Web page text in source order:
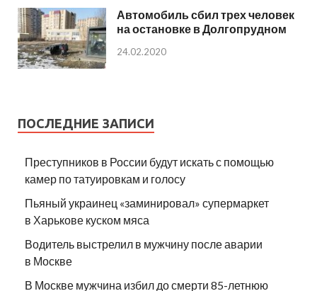
Автомобиль сбил трех человек
на остановке в Долгопрудном
24.02.2020
ПОСЛЕДНИЕ ЗАПИСИ
Преступников в России будут искать с помощью
камер по татуировкам и голосу
Пьяный украинец «заминировал» супермаркет
в Харькове куском мяса
Водитель выстрелил в мужчину после аварии
в Москве
В Москве мужчина избил до смерти 85-летнюю